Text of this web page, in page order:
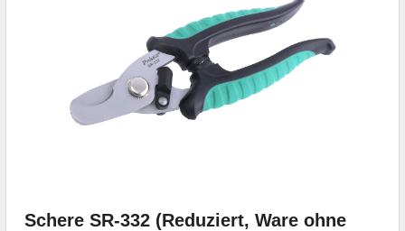
Schere SR-332 (Reduziert, Ware ohne